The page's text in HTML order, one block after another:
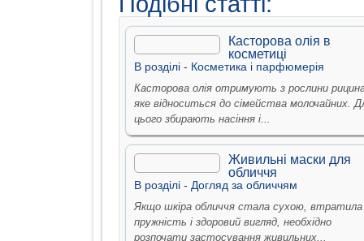
Касторова олія в
косметиці
В рoздiлi - Косметика i парфюмерiя
Касторова олія отримують з рослини
яке відноситься до сімейства молочайних.
цього збирають насіння і...
Живильні маски для
обличчя
В рoздiлi - Догляд за обличчям
Якщо шкіра обличчя стала сухою, втратила
пружність і здоровий вигляд, необхідно
розпочати застосування живильних...